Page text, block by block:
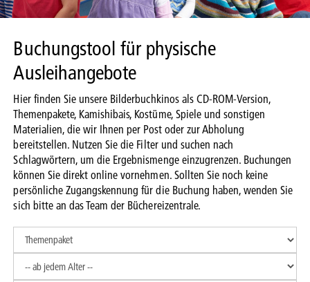
Buchungstool für physische
Ausleihangebote
Hier finden Sie unsere Bilderbuchkinos als CD-ROM-Version,
Themenpakete, Kamishibais, Kostüme, Spiele und sonstigen
Materialien, die wir Ihnen per Post oder zur Abholung
bereitstellen. Nutzen Sie die Filter und suchen nach
Schlagwörtern, um die Ergebnismenge einzugrenzen. Buchungen
können Sie direkt online vornehmen. Sollten Sie noch keine
persönliche Zugangskennung für die Buchung haben, wenden Sie
sich bitte an das Team der Büchereizentrale.